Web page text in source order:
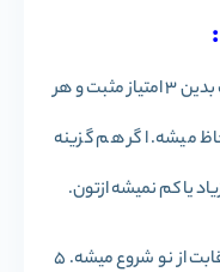
هر سوال یا فلش کارتی که پاسخ درست بدین 3 امتیاز مثبت و هر
میشه. اگر هم گزینه
یا کم نمیشه ازتون.
جمعه هر هفته امتیازات صفر میشه و رقابت از نو شروع میشه. 5